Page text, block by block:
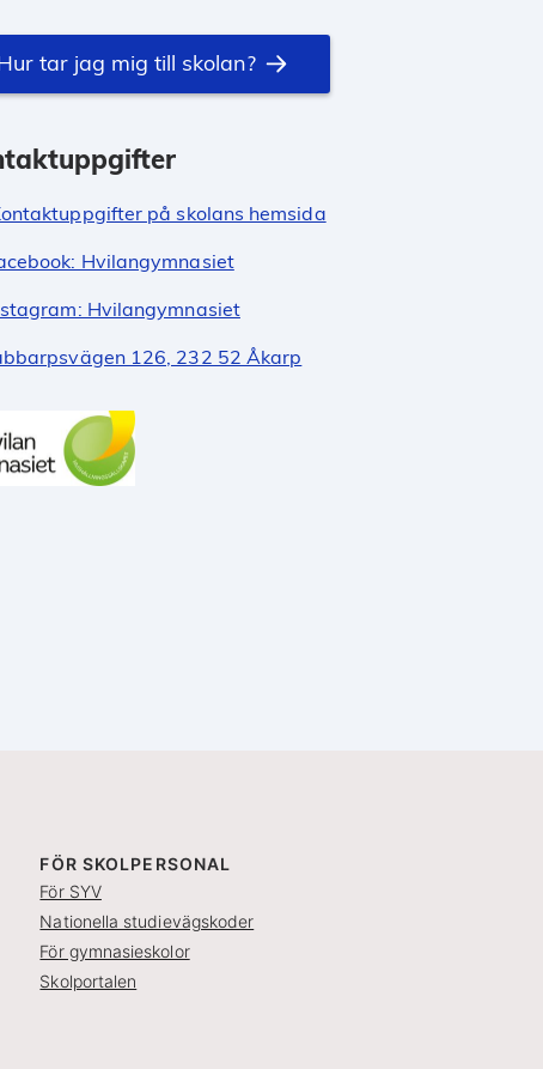
tar jag mig till skolan?
på skolans hemsida
Hvilangymnasiet
Hvilangymnasiet
126, 232 52 Åkarp
FÖR SKOLPERSONAL
För SYV
Nationella studievägskoder
För gymnasieskolor
Skolportalen